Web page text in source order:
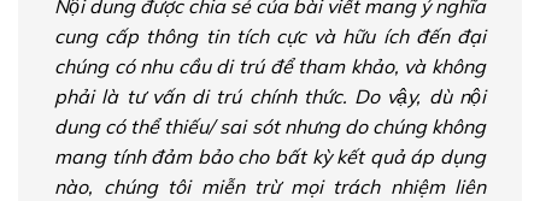
Nội dung được chia sẻ của bài viết mang ý nghĩa
cung cấp thông tin tích cực và hữu ích đến đại
chúng có nhu cầu di trú để tham khảo, và không
phải là tư vấn di trú chính thức. Do vậy, dù nội
dung có thể thiếu/ sai sót nhưng do chúng không
mang tính đảm bảo cho bất kỳ kết quả áp dụng
nào, chúng tôi miễn trừ mọi trách nhiệm liên